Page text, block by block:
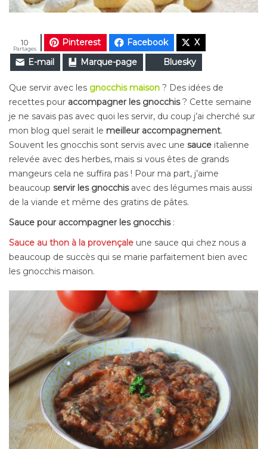
Pinterest Facebook
X
E-mail
Marque-page Bluesky
Partages
10
Que servir avec les gnocchis maison ? Des idées de
recettes pour accompagner les gnocchis? Cette semaine
je ne savais pas avec quoi les servir, du coup j’ai cherché sur
mon blog quel serait le meilleur accompagnement.
Souvent les gnocchis sont servis avec une sauce italienne
relevée avec des herbes, mais si vous êtes de grands
mangeurs cela ne suffira pas ! Pour ma part, j’aime
beaucoup servir les gnocchisavec des légumes mais aussi
de la viande et même des gratins de pâtes.
Sauce pour accompagner les gnocchis:
Sauce au thon à la provençale une sauce qui chez nous a
beaucoup de succès qui se marie parfaitement bien avec
les gnocchis maison.